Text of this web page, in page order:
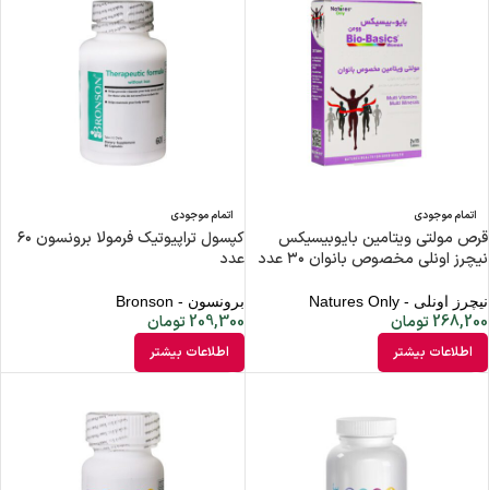
اتمام موجودی
قرص مولتی ویتامین بایوبیسیکس
نیچرز اونلی مخصوص بانوان ۳۰ عدد
نیچرز اونلی - Natures Only
268,200تومان
اطلاعات بیشتر
اتمام موجودی
کپسول تراپیوتیک فرمولا برونسون ۶۰
عدد
برونسون - Bronson
209,300 تومان
اطلاعات بیشتر